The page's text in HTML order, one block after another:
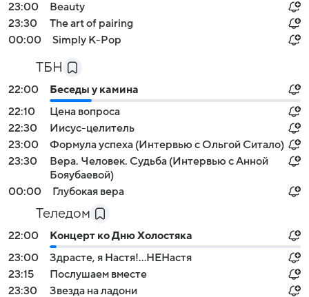
23:00
Beauty
23:30
The art of pairing
00:00
Simply K-Pop
ТБН
22:00
Беседы у камина
22:10
Цена вопроса
22:30
Иисус-целитель
23:00
Формула успеха (Интервью с Ольгой Ситало)
23:30
Вера. Человек. Судьба (Интервью с Анной
Бояубаевой)
00:00
Глубокая вера
Теледом
22:00
Концерт ко Дню Холостяка
23:00
Здрасте, я Настя!...НЕНастя
23:15
Послушаем вместе
23:30
Звезда на ладони